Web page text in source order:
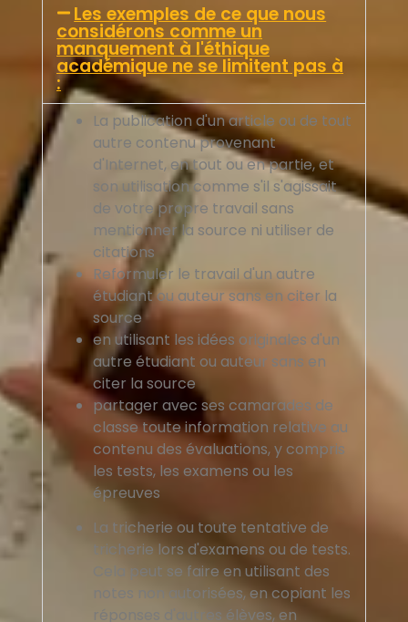
Les exemples de ce que nous
considérons comme un
manquement à l'éthique
académique ne se limitent pas à
:
La publication d'un article ou de tout
autre contenu provenant
d'Internet, en tout ou en partie, et
son utilisation comme s'il s'agissait
de votre propre travail sans
mentionner la source ni utiliser de
citations
Reformuler le travail d'un autre
étudiant ou auteur sans en citer la
source
en utilisant les idées originales d'un
autre étudiant ou auteur sans en
citer la source
partager avec ses camarades de
classe toute information relative au
contenu des évaluations, y compris
les tests, les examens ou les
épreuves
La tricherie ou toute tentative de
tricherie lors d'examens ou de tests.
Cela peut se faire en utilisant des
notes non autorisées, en copiant les
réponses d'autres élèves, en